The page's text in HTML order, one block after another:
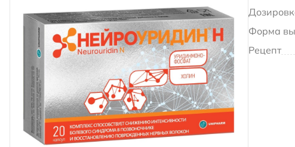
Форма
Рецепт